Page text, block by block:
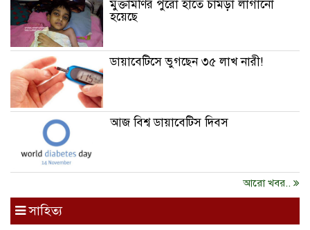
মুক্তামণির পুরো হাতে চামড়া লাগানো
হয়েছে
ডায়াবেটিসে ভুগছেন ৩৫ লাখ নারী!
আজ বিশ্ব ডায়াবেটিস দিবস
আরো খবর..
সাহিত্য